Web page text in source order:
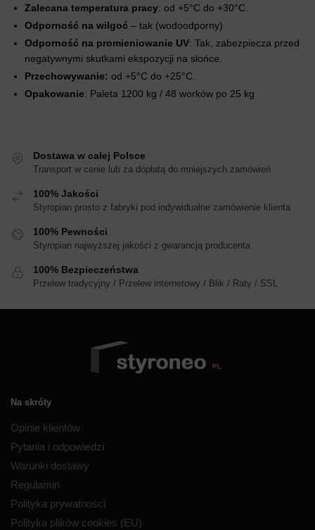
Zalecana temperatura pracy: od +5°C do +30°C.
Odporność na wilgoć – tak (wodoodporny)
Odporność na promieniowanie UV: Tak, zabezpiecza przed
negatywnymi skutkami ekspozycji na słońce.
Przechowywanie: od +5°C do +25°C.
Opakowanie: Paleta 1200 kg / 48 worków po 25 kg
Dostawa w całej Polsce
Transport w cenie lub za dopłatą do mniejszych zamówień
100% Jakości
Styropian prosto z fabryki pod indywidualne zamówienie klienta
100% Pewności
Styropian najwyższej jakości z gwarancją producenta
100% Bezpieczeństwa
Przelew tradycyjny / Przelew internetowy / Blik / Raty / SSL
Na skróty
Opinie klientów
Pytania i odpowiedzi
Warunki dostawy
Regulamin
Polityka prywatności
Polityka plików cookies (EU)